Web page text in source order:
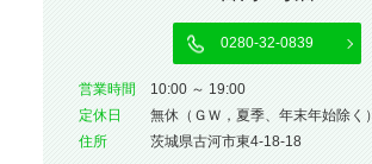
0280-32-0839
営業時間
10:00 ～ 19:00
定休⽇
無休（ＧＷ，夏季、年末年始除く）
住所
茨城県古河市東4-18-18